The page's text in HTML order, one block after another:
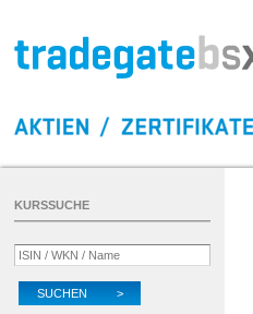
KURSSUCHE
SUCHEN >